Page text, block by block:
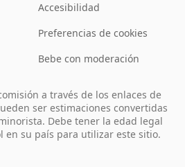
Accesibilidad
Preferencias de cookies
Bebe con moderación
a través de los enlaces de
ser estimaciones convertidas
Debe tener la edad legal
en su país para utilizar este sitio.